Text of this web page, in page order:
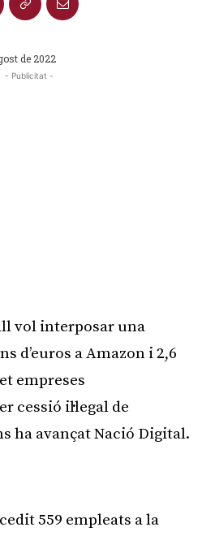
de 2022
- Publicitat -
vol interposar una
d’euros a Amazon i 2,6
empreses
cessió il·legal de
ha avançat Nació Digital.
559 empleats a la